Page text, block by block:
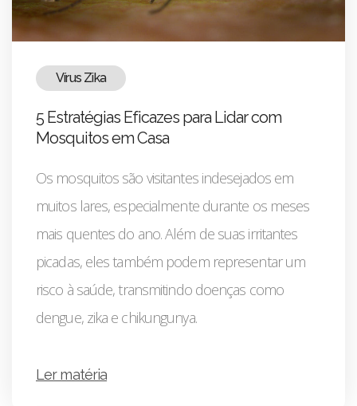
Vírus Zika
5 Estratégias Eficazes para Lidar com
Mosquitos em Casa
Os mosquitos são visitantes indesejados em
muitos lares, especialmente durante os meses
mais quentes do ano. Além de suas irritantes
picadas, eles também podem representar um
risco à saúde, transmitindo doenças como
dengue, zika e chikungunya.
Ler matéria